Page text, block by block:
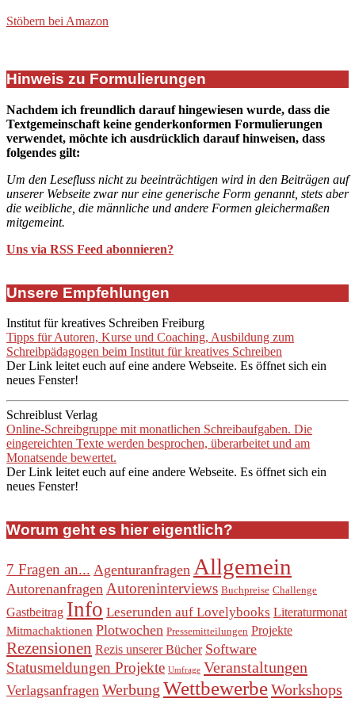
Stöbern bei Amazon
Hinweis zu Formulierungen
Nachdem ich freundlich darauf hingewiesen wurde, dass die
Textgemeinschaft keine genderkonformen Formulierungen
verwendet, möchte ich ausdrücklich darauf hinweisen, dass
folgendes gilt:
Um den Lesefluss nicht zu beeinträchtigen wird in den Beiträgen auf
unserer Webseite zwar nur eine generische Form genannt, stets aber
die weibliche, die männliche und andere Formen gleichermaßen
mitgemeint.
Uns via RSS Feed abonnieren?
Unsere Empfehlungen
Institut für kreatives Schreiben Freiburg
Tipps für Autoren, Kurse und Coaching, Ausbildung zum
Schreibpädagogen beim Institut für kreatives Schreiben
Der Link leitet euch auf eine andere Webseite. Es öffnet sich ein
neues Fenster!
Schreiblust Verlag
Online-Schreibgruppe mit monatlichen Schreibaufgaben. Die
eingereichten Texte werden besprochen, überarbeitet und am
Monatsende bewertet.
Der Link leitet euch auf eine andere Webseite. Es öffnet sich ein
neues Fenster!
Worum geht es hier eigentlich?
7 Fragen an... Agenturanfragen Allgemein
Autorenanfragen Autoreninterviews Buchpreise Challenge
Gastbeitrag Info Leserunden auf Lovelybooks Literaturmonat
Mitmachaktionen Plotwochen Pressemitteilungen Projekte
Rezensionen Rezis unserer Bücher Software
Statusmeldungen Projekte Umfrage Veranstaltungen
Verlagsanfragen Werbung WettbewerbeWorkshops